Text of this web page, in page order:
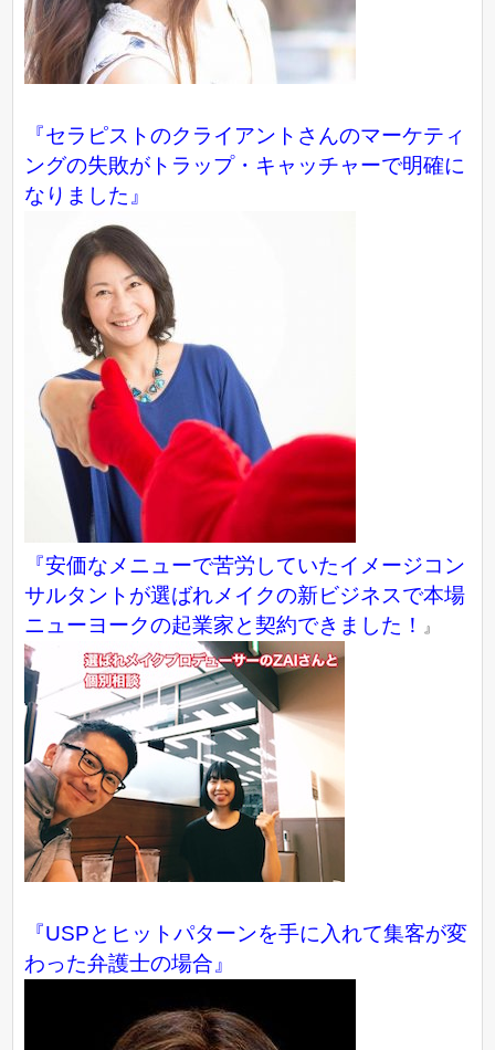
『セラピストのクライアントさんのマーケティ
ングの失敗がトラップ・キャッチャーで明確に
なりました』
『安価なメニューで苦労していたイメージコン
サルタントが選ばれメイクの新ビジネスで本場
ニューヨークの起業家と契約できました！
』
『USPとヒットパターンを手に入れて集客が変
わった弁護士の場合』